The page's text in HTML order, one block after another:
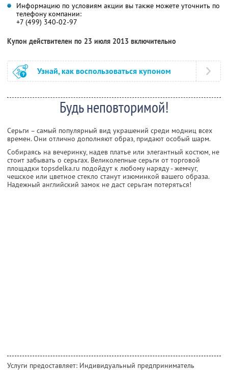
Информацию по условиям акции вы также можете уточнить по
телефону компании:
+7 (499) 340-02-97
Купон действителен по 23 июля 2013 включительно
Узнай, как воспользоваться купоном
Будь неповторимой!
Серьги – самый популярный вид украшений среди модниц всех
времен. Они отлично дополняют образ, придают особый шарм.
Собираясь на вечеринку, надев платье или элегантный костюм, не
стоит забывать о серьгах. Великолепные серьги от торговой
площадки topsdelka.ru подойдут к любому наряду - жемчуг,
чешское или цветное стекло станут изюминкой вашего образа.
Надежный английский замок не даст серьгам потеряться!
Услуги предоставляет: Индивидуальный предприниматель